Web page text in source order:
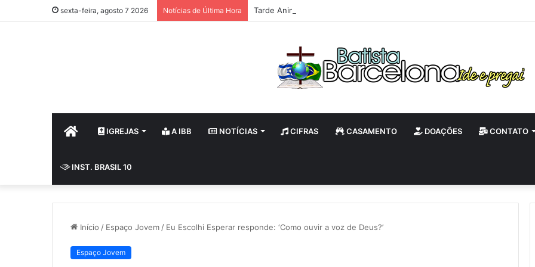
sexta-feira, agosto 7 2026 Notícias de Última Hora Tarde Animada – Luz do Mundo
HOME IGREJAS A IBB NOTÍCIAS CIFRAS CASAMENTO DOAÇÕES CONTATO
INST. BRASIL 10
Início / Espaço Jovem / Eu Escolhi Esperar responde: ‘Como ouvir a voz de Deus?’
Espaço Jovem